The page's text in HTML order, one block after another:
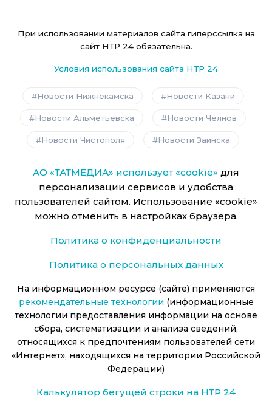
При использовании материалов сайта гиперссылка на
сайт НТР 24 обязательна.
Условия использования сайта НТР 24
Новости Нижнекамска Новости Казани
Новости Альметьевска Новости Челнов
Новости Чистополя Новости Заинска
АО «ТАТМЕДИА» использует «cookie» для
персонализации сервисов и удобства
пользователей сайтом. Использование «cookie»
можно отменить в настройках браузера.
Политика о конфиденциальности
Политика о персональных данных
На информационном ресурсе (сайте) применяются
рекомендательные технологии (информационные
технологии предоставления информации на основе
сбора, систематизации и анализа сведений,
относящихся к предпочтениям пользователей сети
«Интернет», находящихся на территории Российской
Федерации)
Калькулятор бегущей строки на НТР 24